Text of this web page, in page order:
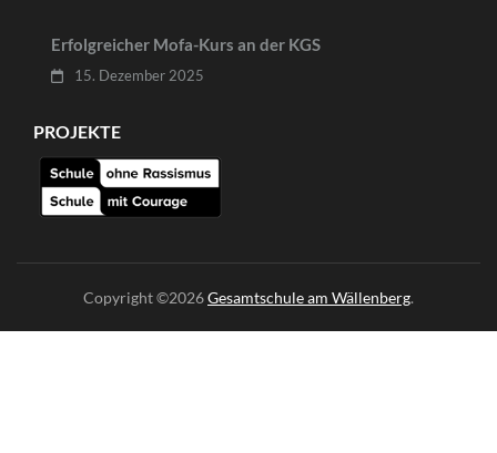
Erfolgreicher Mofa-Kurs an der KGS
15. Dezember 2025
PROJEKTE
Copyright ©2026Gesamtschule am Wällenberg.